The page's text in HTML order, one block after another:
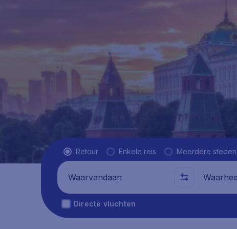
Vluchttype
Retour Enkele reis Meerdere steden
Waarvandaan Waarheen
Directe vluchten